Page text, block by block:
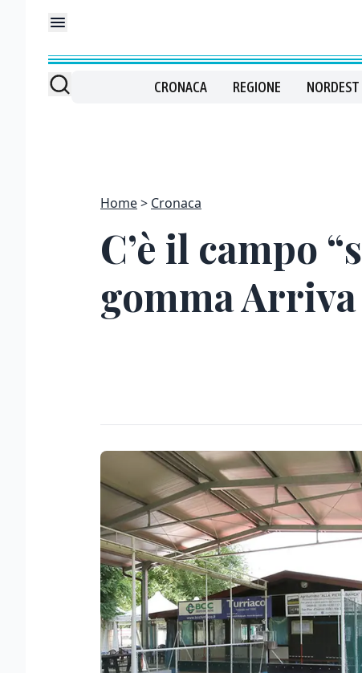
CRONACA REGIONE NORDEST
Home Cronaca
C’è il campo
gomma